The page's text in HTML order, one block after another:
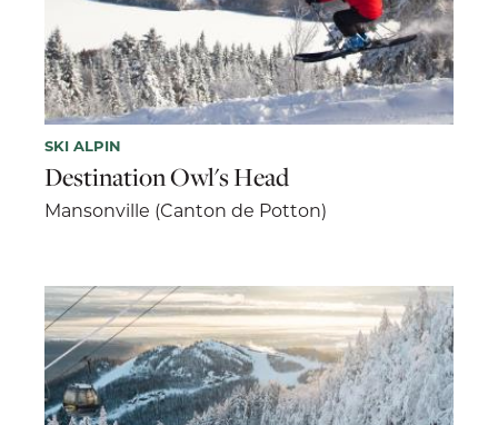
SKI ALPIN
Destination Owl's Head
Mansonville (Canton de Potton)